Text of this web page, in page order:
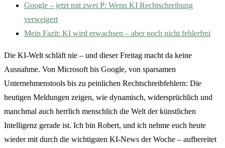
Google – jetzt mit zwei P: Wenn KI Rechtschreibung
verweigert
Mein Fazit: KI wird erwachsen – aber noch nicht fehlerfrei
Die KI-Welt schläft nie – und dieser Freitag macht da keine
Ausnahme. Von Microsoft bis Google, von sparsamen
Unternehmenstools bis zu peinlichen Rechtschreibfehlern: Die
heutigen Meldungen zeigen, wie dynamisch, widersprüchlich und
manchmal auch herrlich menschlich die Welt der künstlichen
Intelligenz gerade ist. Ich bin Robert, und ich nehme euch heute
wieder mit durch die wichtigsten KI-News der Woche – aufbereitet